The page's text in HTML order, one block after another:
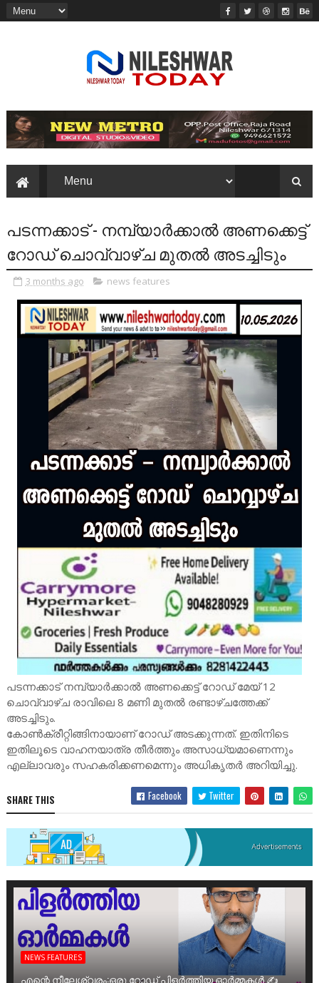
പടന്നക്കാട് - നമ്പ്യാർക്കാൽ അണക്കെട്ട്
റോഡ് ചൊവ്വാഴ്ച മുതൽ അടച്ചിടും
3 months ago news features
പടന്നക്കാട് നമ്പ്യാർക്കാൽ അണക്കെട്ട് റോഡ് മേയ് 12
ചൊവ്വാഴ്ച രാവിലെ 8 മണി മുതൽ രണ്ടാഴ്ചത്തേക്ക്
അടച്ചിടും.
കോൺക്രീറ്റിങ്ങിനായാണ് റോഡ് അടക്കുന്നത്. ഇതിനിടെ
ഇതിലൂടെ വാഹനയാത്ര തീർത്തും അസാധ്യമാണെന്നും
എല്ലാവരും സഹകരിക്കണമെന്നും അധികൃതർ അറിയിച്ചു.
SHARE THIS Facebook Twitter
NEWS FEATURES
എന്റെ നീലേശ്വരം:ഒരു റോഡ് പിളർത്തിയ ഓർമ്മകൾ ✍️